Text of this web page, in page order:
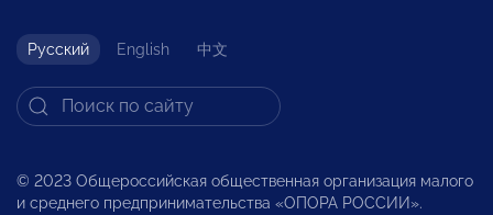
Русский English 中文
© 2023 Общероссийская общественная организация малого
и среднего предпринимательства «ОПОРА РОССИИ».